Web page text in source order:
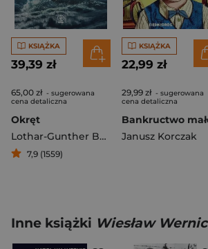
KSIĄŻKA
39,39 zł
65,00 zł - sugerowana
cena detaliczna
Okręt
Lothar-Gunther Buchheim
7,9 (1559)
KSIĄŻKA
22,99 zł
29,99 zł - sugerowana
cena detaliczna
Janusz Korczak
Inne książki Wiesław Wernic